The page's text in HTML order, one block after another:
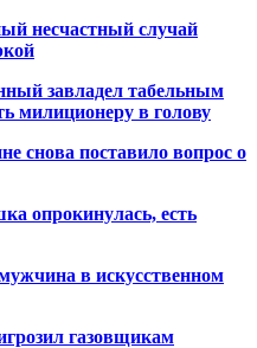
несчастный случай
завладел табельным
милиционеру в голову
снова поставило вопрос о
опрокинулась, есть
в искусственном
газовщикам